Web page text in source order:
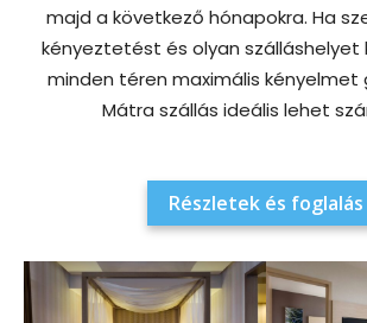
majd a következő hónapokra. Ha
kényeztetést és olyan szálláshelyet
minden téren maximális kényelmet
Mátra szállás ideális lehet
Részletek és foglalás